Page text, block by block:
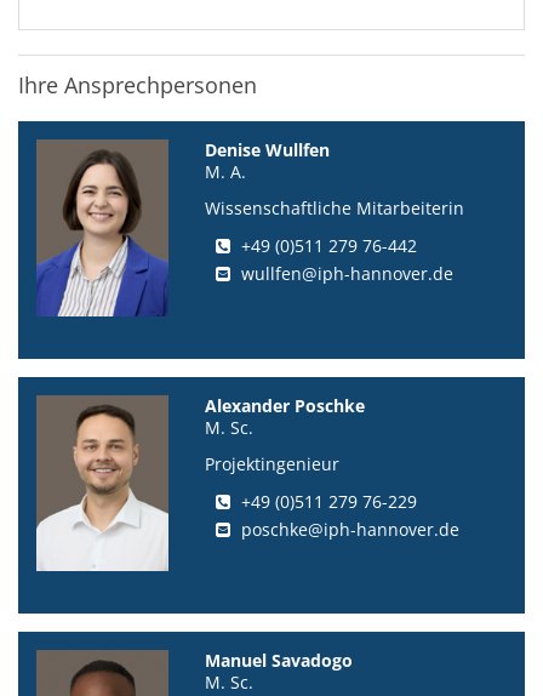
Ihre Ansprechpersonen
Denise Wullfen
M. A.
Wissenschaftliche Mitarbeiterin
+49 (0)511 279 76-442
wullfen@iph-hannover.de
Alexander Poschke
M. Sc.
Projektingenieur
+49 (0)511 279 76-229
poschke@iph-hannover.de
Manuel Savadogo
M. Sc.